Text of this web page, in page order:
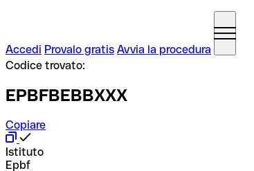
Accedi Provalo gratis Avvia la procedura
Codice trovato:
EPBFBEBBXXX
Copiare
Istituto
Epbf